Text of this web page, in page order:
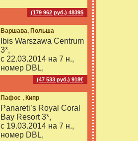
(179 962 руб.) 4839$
Варшава, Польша
Ibis Warszawa Centrum
3*,
с 22.03.2014 на 7 н.,
номер DBL,
(47 533 руб.) 918€
Пафос , Кипр
Panareti’s Royal Coral
Bay Resort 3*,
с 19.03.2014 на 7 н.,
номер DBL,